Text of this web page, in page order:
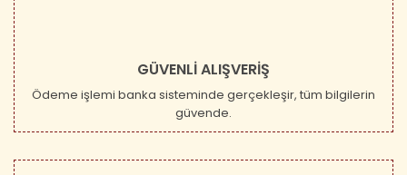
GÜVENLİ ALIŞVERİŞ
Ödeme işlemi banka sisteminde gerçekleşir, tüm bilgilerin
güvende.